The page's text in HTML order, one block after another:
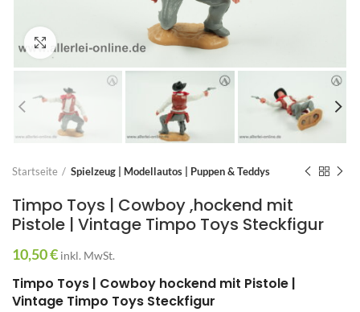
Zum Vergrößern anklicken
Startseite Spielzeug | Modellautos | Puppen & Teddys
Timpo Toys | Cowboy ,hockend mit
Pistole | Vintage Timpo Toys Steckfigur
10,50€ inkl. MwSt.
Timpo Toys | Cowboy hockend mit Pistole |
Vintage Timpo Toys Steckfigur